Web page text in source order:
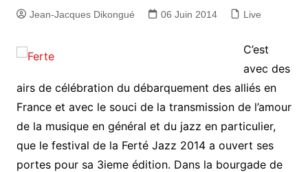
Jean-Jacques Dikongué 06 Juin 2014 Live
C’est
avec des
airs de célébration du débarquement des alliés en
France et avec le souci de la transmission de l’amour
de la musique en général et du jazz en particulier,
que le festival de la Ferté Jazz 2014 a ouvert ses
portes pour sa 3ieme édition. Dans la bourgade de